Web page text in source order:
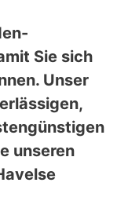
Sie sich
Unser
unseren